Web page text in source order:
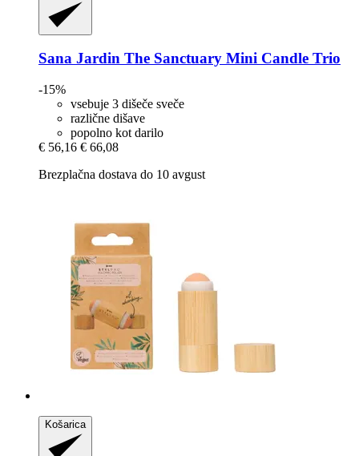
Sana Jardin The Sanctuary Mini Candle Trio
-15%
vsebuje 3 dišeče sveče
različne dišave
popolno kot darilo
€ 56,16 € 66,08
Brezplačna dostava do 10 avgust
Košarica